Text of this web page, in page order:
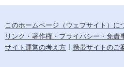
このホームページ（ウェブサイト）に
リンク・著作権・プライバシー・免責
サイト運営の考え方
携帯サイトのご